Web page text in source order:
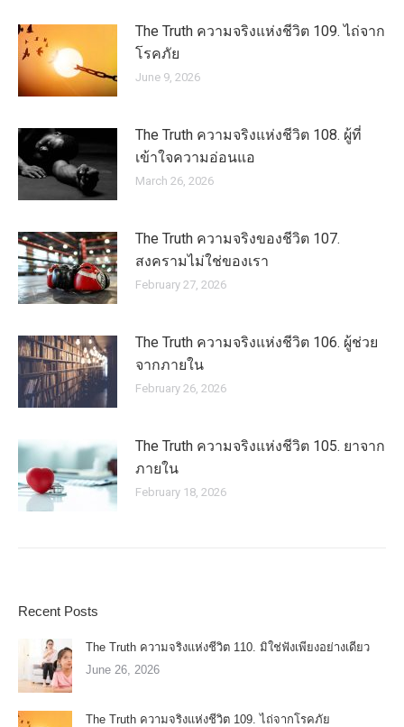
The Truth ความจริงแห่งชีวิต 109. ไถ่จาก
โรคภัย
June 9, 2026
The Truth ความจริงแห่งชีวิต 108. ผู้ที่
เข้าใจความอ่อนแอ
March 26, 2026
The Truth ความจริงของชีวิต 107.
สงครามไม่ใช่ของเรา
February 27, 2026
The Truth ความจริงแห่งชีวิต 106. ผู้ช่วย
จากภายใน
February 26, 2026
The Truth ความจริงแห่งชีวิต 105. ยาจาก
ภายใน
February 18, 2026
Recent Posts
The Truth ความจริงแห่งชีวิต 110. มิใช่ฟังเพียงอย่างเดียว
June 26, 2026
The Truth ความจริงแห่งชีวิต 109. ไถ่จากโรคภัย